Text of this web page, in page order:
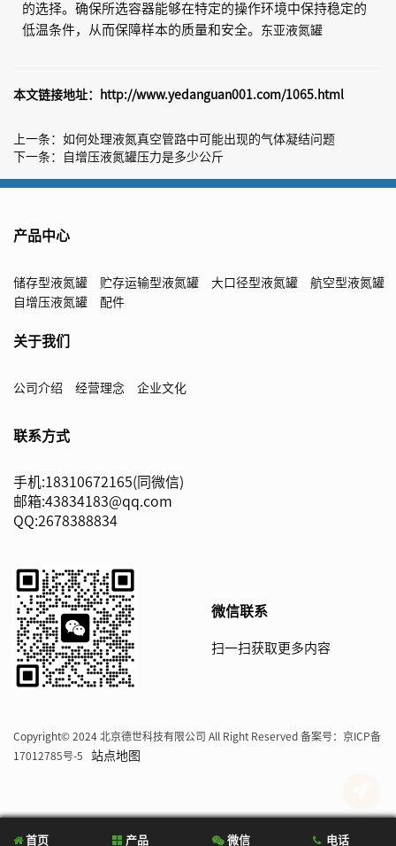
的选择。确保所选容器能够在特定的操作环境中保持稳定的
低温条件，从而保障样本的质量和安全。
东亚液氮罐
本文链接地址： http://www.yedanguan001.com/1065.html
上一条： 如何处理液氮真空管路中可能出现的气体凝结问题
下一条：
自增压液氮罐压力是多少公斤
产品中心
储存型液氮罐 贮存运输型液氮罐 大口径型液氮罐
航空型液氮罐
自增压液氮罐
配件
关于我们
公司介绍 经营理念 企业文化
联系方式
手机:18310672165(同微信)
邮箱:43834183@qq.com
QQ:2678388834
微信联系
扫一扫获取更多内容
Copyright© 2024 北京德世科技有限公司 All Right Reserved 备案号： 京ICP备
17012785号-5
站点地图
首页 产品 微信 电话